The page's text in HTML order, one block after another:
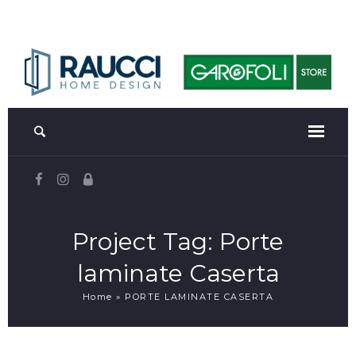
Project Tag: Porte
laminate Caserta
Home » PORTE LAMINATE CASERTA